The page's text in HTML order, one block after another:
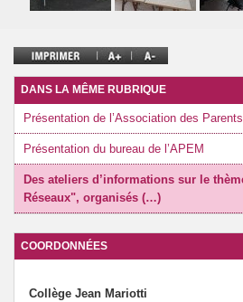
DANS LA MÊME RUBRIQUE
Présentation de l’Association des
Présentation du bureau de l’APEM
Des ateliers d’informations sur le
Réseaux", organisés (…)
COORDONNÉES
Collège Jean Mariotti